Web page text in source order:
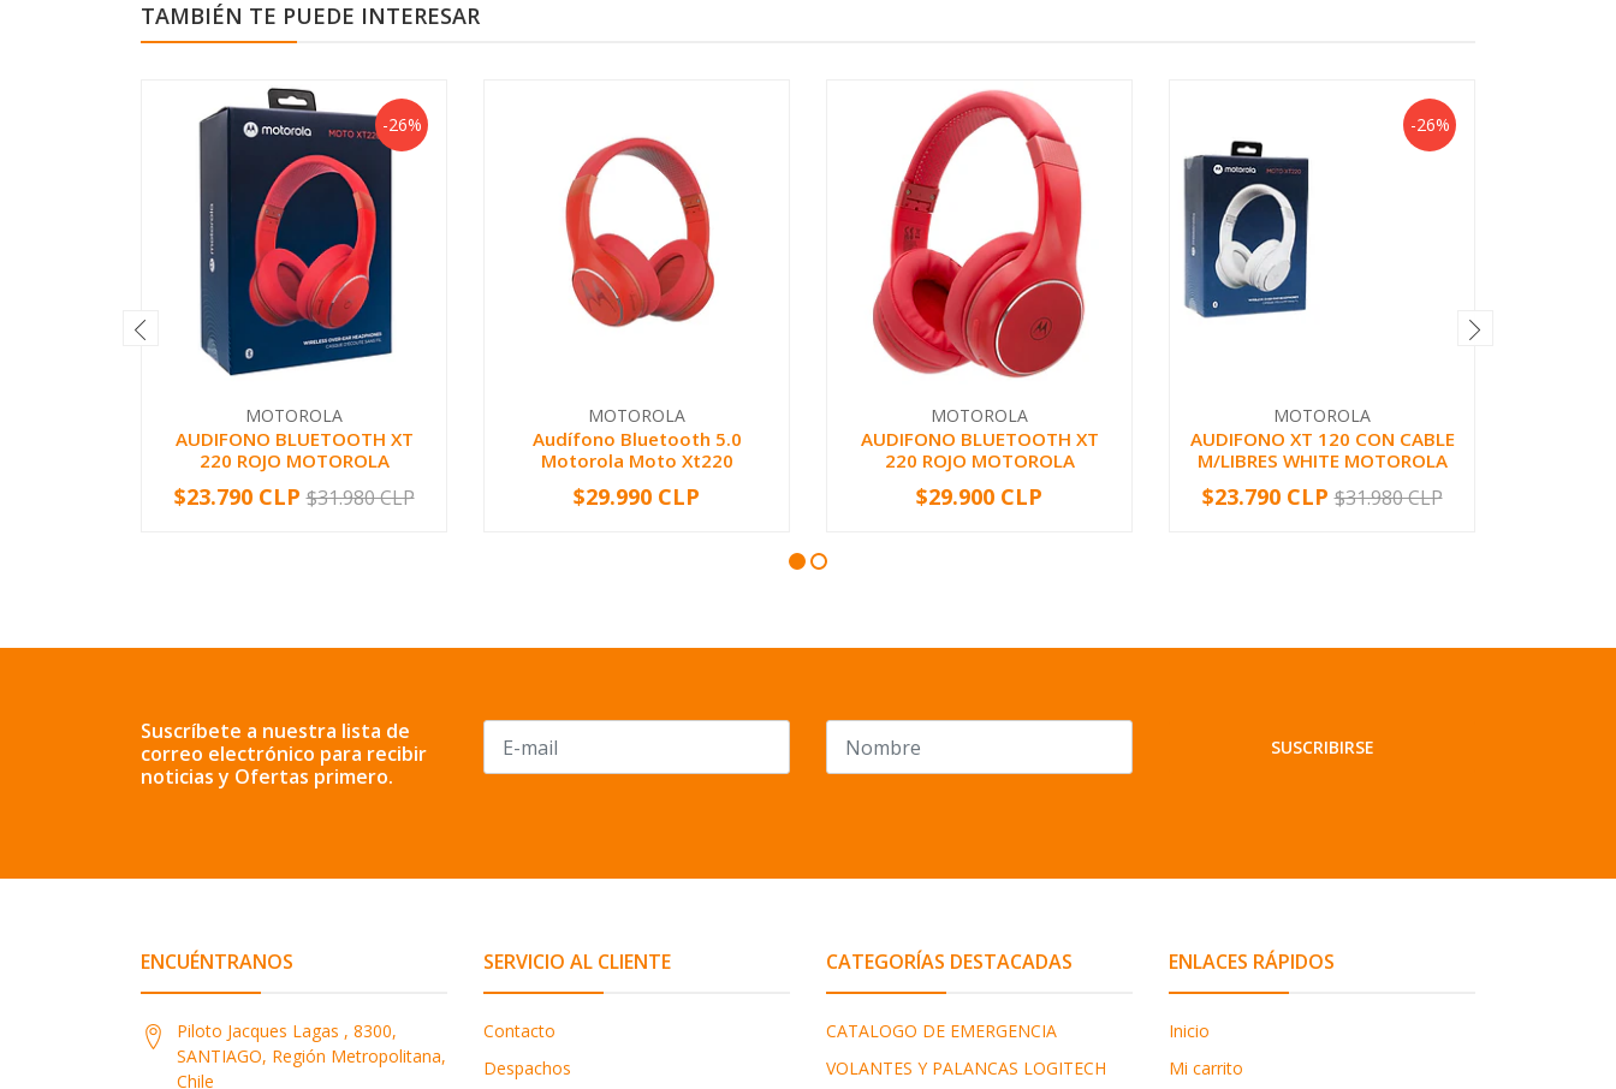
TAMBIÉN TE PUEDE INTERESAR
-26%
MOTOROLA
AUDIFONO BLUETOOTH XT
220 ROJO MOTOROLA
+
-$23.790 CLP $31.980 CLP
MOTOROLA
Audífono Bluetooth 5.0
Motorola Moto Xt220
+
$29.990 CLP
MOTOROLA
AUDIFONO BLUETOOTH XT
220 ROJO MOTOROLA
+
$29.900 CLP
-26%
MOTOROLA
AUDIFONO XT 120 CON CABLE
M/LIBRES WHITE MOTOROLA
+
-$23.790 CLP $31.980 CLP
Suscríbete a nuestra lista de
correo electrónico para recibir
noticias y Ofertas primero.
SUSCRIBIRSE
ENCUÉNTRANOS
Piloto Jacques Lagas , 8300,
SANTIAGO, Región Metropolitana,
Chile
SERVICIO AL CLIENTE
Contacto
Despachos
CATEGORÍAS DESTACADAS
CATALOGO DE EMERGENCIA
VOLANTES Y PALANCAS LOGITECH
ENLACES RÁPIDOS
Inicio
Mi carrito